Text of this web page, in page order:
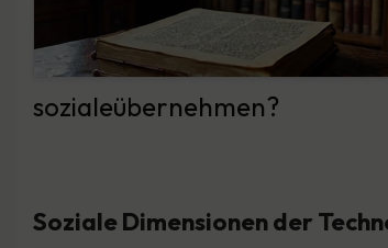
sozialeübernehmen?
Soziale Dimensionen der